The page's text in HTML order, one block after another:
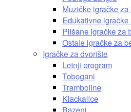
Muzičke igračke za
Edukativne igračke
Plišane igračke za
Ostale igračke za
Igračke za dvorište
Letnji program
Tobogani
Tramboline
Klackalice